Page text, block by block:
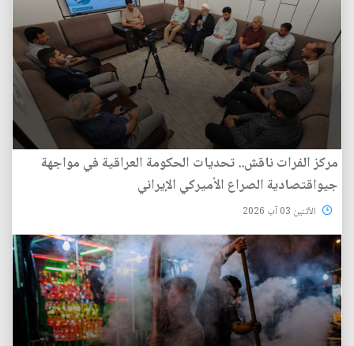
مركز الفرات ناقش.. تحديات الحكومة العراقية في مواجهة
جيواقتصادية الصراع الأميركي الإيراني
الأثنين 03 آب 2026